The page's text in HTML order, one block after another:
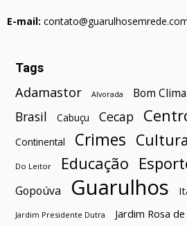
E-mail:
Tags
Adamastor Alvorada Bom Clima
Brasil Cabuçu Cecap
Continental Crimes Cultura
Do Leitor Educação
Gopoúva Guarulhos
Jardim Presidente Dutra Jardim Rosa